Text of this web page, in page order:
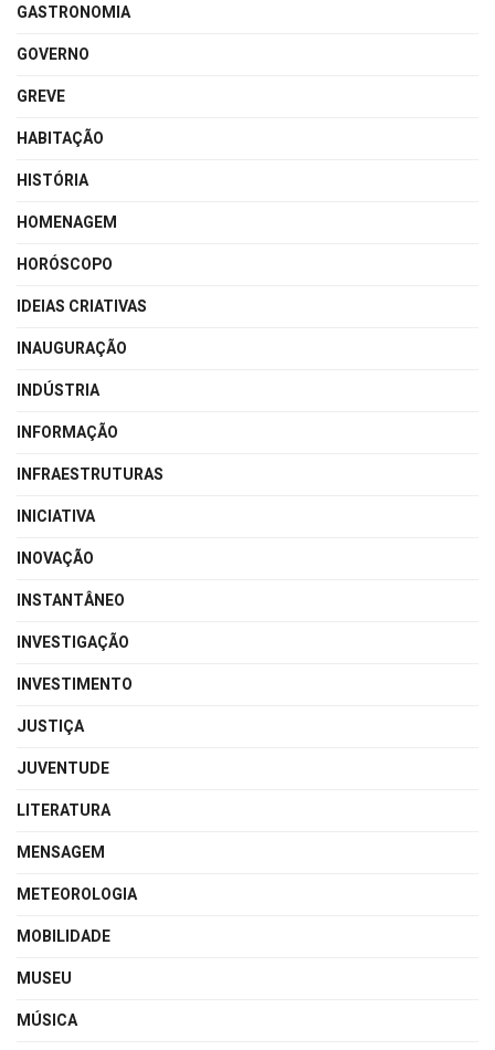
GASTRONOMIA
GOVERNO
GREVE
HABITAÇÃO
HISTÓRIA
HOMENAGEM
HORÓSCOPO
IDEIAS CRIATIVAS
INAUGURAÇÃO
INDÚSTRIA
INFORMAÇÃO
INFRAESTRUTURAS
INICIATIVA
INOVAÇÃO
INSTANTÂNEO
INVESTIGAÇÃO
INVESTIMENTO
JUSTIÇA
JUVENTUDE
LITERATURA
MENSAGEM
METEOROLOGIA
MOBILIDADE
MUSEU
MÚSICA